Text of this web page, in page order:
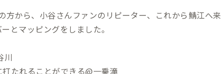
から、小谷さんファンのリピーター、これから鯖江へ来
とマッピングをしました。
川
たれることができる@一乗滝